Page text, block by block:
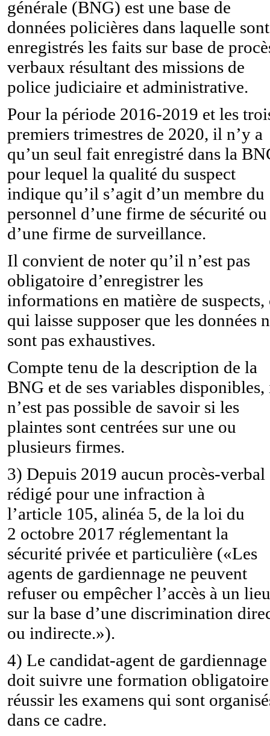
générale (BNG) est une base de
données policières dans laquelle sont
enregistrés les faits sur base de
verbaux résultant des missions de
police judiciaire et administrative.
Pour la période 2016-2019 et les
premiers trimestres de 2020, il n’y a
qu’un seul fait enregistré dans la
pour lequel la qualité du suspect
indique qu’il s’agit d’un membre du
personnel d’une firme de sécurité ou
d’une firme de surveillance.
Il convient de noter qu’il n’est pas
obligatoire d’enregistrer les
informations en matière de suspects,
qui laisse supposer que les données
sont pas exhaustives.
Compte tenu de la description de la
BNG et de ses variables
n’est pas possible de savoir si les
plaintes sont centrées sur une ou
plusieurs firmes.
3) Depuis 2019 aucun procès-verbal
rédigé pour une infraction à
l’article 105, alinéa 5, de la loi du
2 octobre 2017 réglementant la
sécurité privée et particulière («Les
agents de gardiennage ne peuvent
refuser ou empêcher l’accès à un lieu
sur la base d’une discrimination
ou indirecte.»).
4) Le candidat-agent de gardiennage
doit suivre une formation
réussir les examens qui sont
dans ce cadre.